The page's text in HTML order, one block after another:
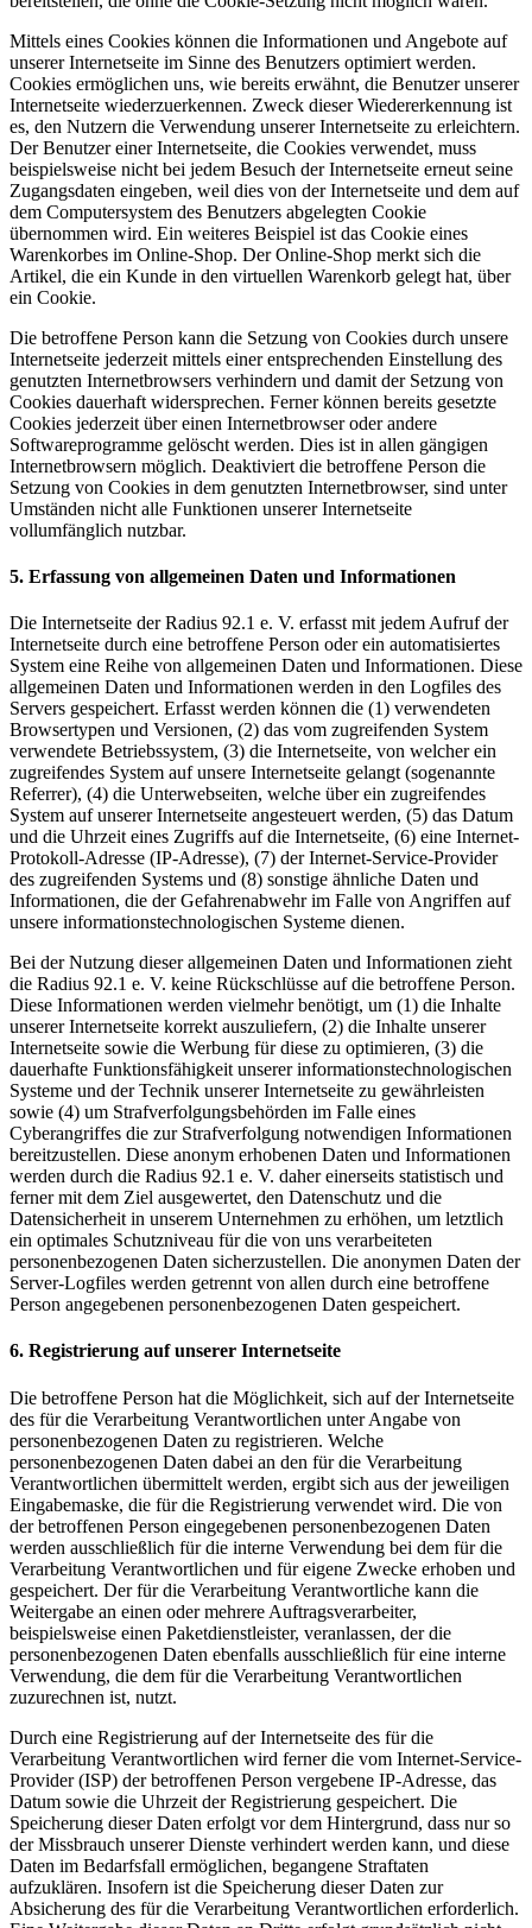
Mittels eines Cookies können die Informationen und Angebote auf
unserer Internetseite im Sinne des Benutzers optimiert werden.
Cookies ermöglichen uns, wie bereits erwähnt, die Benutzer unserer
Internetseite wiederzuerkennen. Zweck dieser Wiedererkennung ist
es, den Nutzern die Verwendung unserer Internetseite zu erleichtern.
Der Benutzer einer Internetseite, die Cookies verwendet, muss
beispielsweise nicht bei jedem Besuch der Internetseite erneut seine
Zugangsdaten eingeben, weil dies von der Internetseite und dem auf
dem Computersystem des Benutzers abgelegten Cookie
übernommen wird. Ein weiteres Beispiel ist das Cookie eines
Warenkorbes im Online-Shop. Der Online-Shop merkt sich die
Artikel, die ein Kunde in den virtuellen Warenkorb gelegt hat, über
ein Cookie.
Die betroffene Person kann die Setzung von Cookies durch unsere
Internetseite jederzeit mittels einer entsprechenden Einstellung des
genutzten Internetbrowsers verhindern und damit der Setzung von
Cookies dauerhaft widersprechen. Ferner können bereits gesetzte
Cookies jederzeit über einen Internetbrowser oder andere
Softwareprogramme gelöscht werden. Dies ist in allen gängigen
Internetbrowsern möglich. Deaktiviert die betroffene Person die
Setzung von Cookies in dem genutzten Internetbrowser, sind unter
Umständen nicht alle Funktionen unserer Internetseite
vollumfänglich nutzbar.
5. Erfassung von allgemeinen Daten und Informationen
Die Internetseite der Radius 92.1 e. V. erfasst mit jedem Aufruf der
Internetseite durch eine betroffene Person oder ein automatisiertes
System eine Reihe von allgemeinen Daten und Informationen. Diese
allgemeinen Daten und Informationen werden in den Logfiles des
Servers gespeichert. Erfasst werden können die (1) verwendeten
Browsertypen und Versionen, (2) das vom zugreifenden System
verwendete Betriebssystem, (3) die Internetseite, von welcher ein
zugreifendes System auf unsere Internetseite gelangt (sogenannte
Referrer), (4) die Unterwebseiten, welche über ein zugreifendes
System auf unserer Internetseite angesteuert werden, (5) das Datum
und die Uhrzeit eines Zugriffs auf die Internetseite, (6) eine Internet-
Protokoll-Adresse (IP-Adresse), (7) der Internet-Service-Provider
des zugreifenden Systems und (8) sonstige ähnliche Daten und
Informationen, die der Gefahrenabwehr im Falle von Angriffen auf
unsere informationstechnologischen Systeme dienen.
Bei der Nutzung dieser allgemeinen Daten und Informationen zieht
die Radius 92.1 e. V. keine Rückschlüsse auf die betroffene Person.
Diese Informationen werden vielmehr benötigt, um (1) die Inhalte
unserer Internetseite korrekt auszuliefern, (2) die Inhalte unserer
Internetseite sowie die Werbung für diese zu optimieren, (3) die
dauerhafte Funktionsfähigkeit unserer informationstechnologischen
Systeme und der Technik unserer Internetseite zu gewährleisten
sowie (4) um Strafverfolgungsbehörden im Falle eines
Cyberangriffes die zur Strafverfolgung notwendigen Informationen
bereitzustellen. Diese anonym erhobenen Daten und Informationen
werden durch die Radius 92.1 e. V. daher einerseits statistisch und
ferner mit dem Ziel ausgewertet, den Datenschutz und die
Datensicherheit in unserem Unternehmen zu erhöhen, um letztlich
ein optimales Schutzniveau für die von uns verarbeiteten
personenbezogenen Daten sicherzustellen. Die anonymen Daten der
Server-Logfiles werden getrennt von allen durch eine betroffene
Person angegebenen personenbezogenen Daten gespeichert.
6. Registrierung auf unserer Internetseite
Die betroffene Person hat die Möglichkeit, sich auf der Internetseite
des für die Verarbeitung Verantwortlichen unter Angabe von
personenbezogenen Daten zu registrieren. Welche
personenbezogenen Daten dabei an den für die Verarbeitung
Verantwortlichen übermittelt werden, ergibt sich aus der jeweiligen
Eingabemaske, die für die Registrierung verwendet wird. Die von
der betroffenen Person eingegebenen personenbezogenen Daten
werden ausschließlich für die interne Verwendung bei dem für die
Verarbeitung Verantwortlichen und für eigene Zwecke erhoben und
gespeichert. Der für die Verarbeitung Verantwortliche kann die
Weitergabe an einen oder mehrere Auftragsverarbeiter,
beispielsweise einen Paketdienstleister, veranlassen, der die
personenbezogenen Daten ebenfalls ausschließlich für eine interne
Verwendung, die dem für die Verarbeitung Verantwortlichen
zuzurechnen ist, nutzt.
Durch eine Registrierung auf der Internetseite des für die
Verarbeitung Verantwortlichen wird ferner die vom Internet-Service-
Provider (ISP) der betroffenen Person vergebene IP-Adresse, das
Datum sowie die Uhrzeit der Registrierung gespeichert. Die
Speicherung dieser Daten erfolgt vor dem Hintergrund, dass nur so
der Missbrauch unserer Dienste verhindert werden kann, und diese
Daten im Bedarfsfall ermöglichen, begangene Straftaten
aufzuklären. Insofern ist die Speicherung dieser Daten zur
Absicherung des für die Verarbeitung Verantwortlichen erforderlich.